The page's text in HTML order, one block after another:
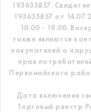
193635857.
193635857 от
10.00 - 19.00.
также являются
покупателей о
прав
Первомайского
Дата включения
Торговый реестр